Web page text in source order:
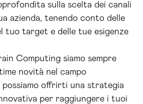
sulla scelta dei canali
azienda, tenendo conto delle
tuo target e delle tue esigenze
Computing siamo sempre
novità nel campo
possiamo offrirti una strategia
per raggiungere i tuoi